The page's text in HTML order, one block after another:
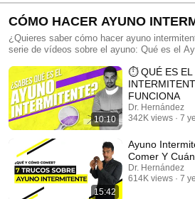
CÓMO HACER AYUNO
[MegaGuía] ⏱️🍴
¿Quieres saber cómo hacer ayuno
serie de vídeos sobre el ayuno: Qué es el
10:10
⏱️ QUÉ ES EL
FUNCIONA
Dr. Hernández
342K views
7
15:42
Ayuno
Comer Y
Dr. Hernández
614K views
7